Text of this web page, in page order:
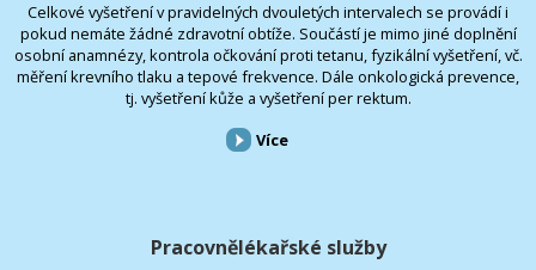
Celkové vyšetření v pravidelných dvouletých intervalech se provádí i
pokud nemáte žádné zdravotní obtíže. Součástí je mimo jiné doplnění
osobní anamnézy, kontrola očkování proti tetanu, fyzikální vyšetření, vč.
měření krevního tlaku a tepové frekvence. Dále onkologická prevence,
tj. vyšetření kůže a vyšetření per rektum.
Více
Pracovnělékařské služby